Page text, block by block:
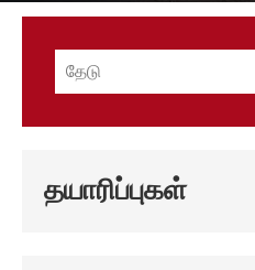
தயாரிப்புகள்